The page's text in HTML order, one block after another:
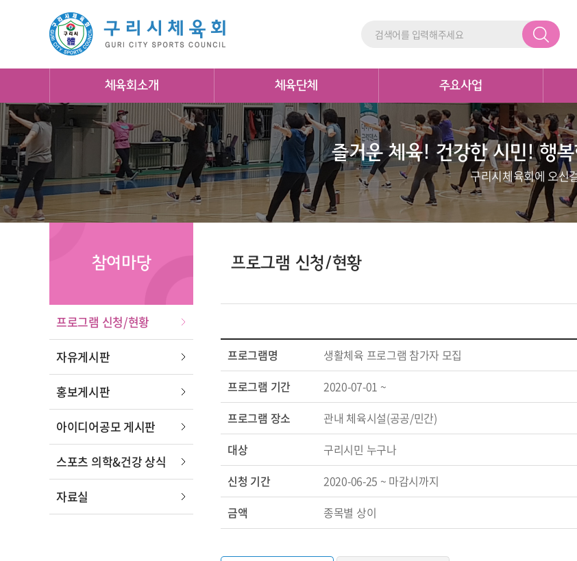
체육회소개 체육단체 주요사업
즐거운 체육! 건강한 시민! 행
구리시체육회에 오신
참여마당
프로그램 신청/현황
자유게시판
홍보게시판
아이디어공모 게시판
스포츠 의학&건강 상식
자료실
프로그램 신청/현황
프로그램명
생활체육 프로그램 참가자 모집
프로그램 기간
2020-07-01 ~
프로그램 장소
관내 체육시설(공공/민간)
대상
구리시민 누구나
신청 기간
2020-06-25 ~ 마감시까지
금액
종목별 상이